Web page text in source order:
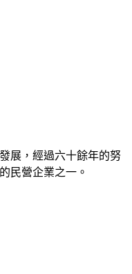
展，經過六十餘年的努
民營企業之一。